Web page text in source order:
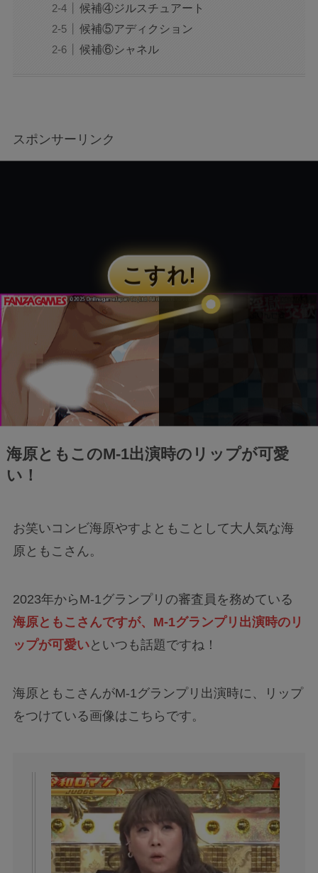
候補④ジルスチュアート
候補⑤アディクション
候補⑥シャネル
スポンサーリンク
海原ともこのM-1出演時のリップが可愛
い！
お笑いコンビ海原やすよともことして大人気な海
原ともこさん。
2023年からM-1グランプリの審査員を務めている
海原ともこさんですが、M-1グランプリ出演時のリ
ップが可愛いといつも話題ですね！
海原ともこさんがM-1グランプリ出演時に、リップ
をつけている画像はこちらです。